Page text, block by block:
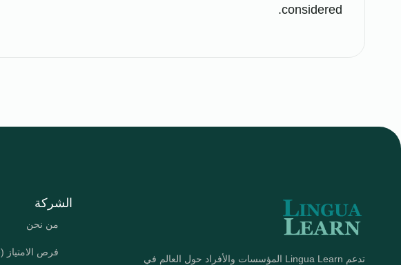
considered.
تدعم Lingua Learn المؤسسات والأفراد حول العالم في
الشركة
من نحن
فرص الامتياز (Franchise)